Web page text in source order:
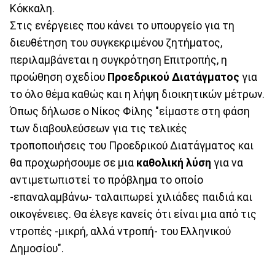
Κόκκαλη.
Στις ενέργειες που κάνει το υπουργείο για τη
διευθέτηση του συγκεκριμένου ζητήματος,
περιλαμβάνεται η συγκρότηση Επιτροπής, η
προώθηση σχεδίου Προεδρικού Διατάγματος για
το όλο θέμα καθώς και η λήψη διοικητικών μέτρων.
Όπως δήλωσε ο Νίκος Φίλης "είμαστε στη φάση
των διαβουλεύσεων για τις τελικές
τροποποιήσεις του Προεδρικού Διατάγματος και
θα προχωρήσουμε σε μια καθολική λύση για να
αντιμετωπιστεί το πρόβλημα το οποίο
-επαναλαμβάνω- ταλαιπωρεί χιλιάδες παιδιά και
οικογένειες. Θα έλεγε κανείς ότι είναι μια από τις
ντροπές -μικρή, αλλά ντροπή- του Ελληνικού
Δημοσίου".